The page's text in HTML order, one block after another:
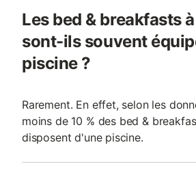
Les bed & breakfasts
sont-ils souvent
piscine ?
Rarement. En effet, selon les
moins de 10 % des bed &
disposent d'une piscine.